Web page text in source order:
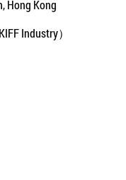
Hong Kong
Industry）